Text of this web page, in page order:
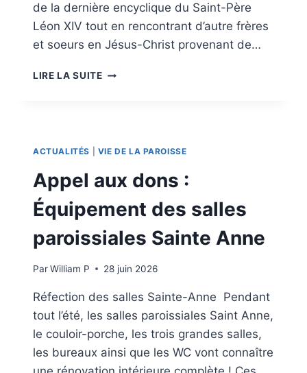
de la dernière encyclique du Saint-Père
Léon XIV tout en rencontrant d’autre frères
et soeurs en Jésus-Christ provenant de…
LIRE LA SUITEQ
Z
V
O
U
D
P
A
R
T
I
ACTUALITÉS VIE DE LA PAROISSE
Appel aux dons :
Équipement des salles
paroissiales Sainte Anne
ParWilliam P 28 juin 2026
Réfection des salles Sainte-Anne Pendant
tout l’été, les salles paroissiales Saint Anne,
le couloir-porche, les trois grandes salles,
les bureaux ainsi que les WC vont connaître